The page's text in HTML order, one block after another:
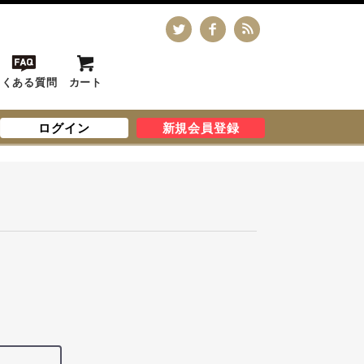
ある質問 カート
ログイン 新規会員登録